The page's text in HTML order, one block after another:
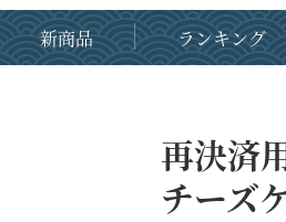
新商品 ランキング
再決済
チーズ